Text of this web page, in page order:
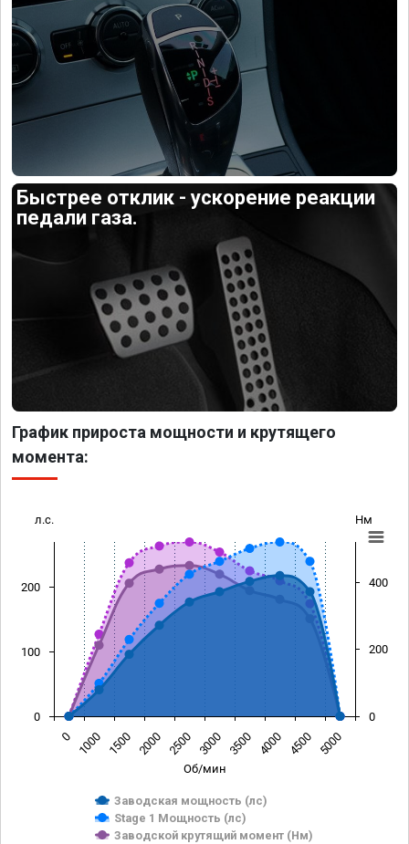
Быстрее отклик - ускорение реакции
педали газа.
График прироста мощности и крутящего
момента:
Об/мин
л.с. Нм
Заводская мощность (лс)
Stage 1 Мощность (лс)
Заводской крутящий момент (Нм)
0 1000 1500 2000 2500 3000 3500 4000 4500 5000
0
100
200
0
200
400